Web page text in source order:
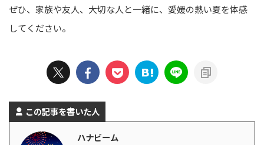
ぜひ、家族や友人、大切な人と一緒に、愛媛の熱い夏を体感
してください。
この記事を書いた人
ハナビーム